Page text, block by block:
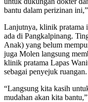
bantu dalam perizinan
Lanjutnya, klinik pratama
ada di Pangkalpinang.
Anak) yang belum
juga Molen langsung
klinik pratama Lapas
sebagai penyejuk ruangan.
“Langsung kita kasih
mudahan akan kita